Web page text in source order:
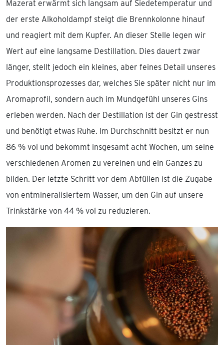
Mazerat erwärmt sich langsam auf Siedetemperatur und
der erste Alkoholdampf steigt die Brennkolonne hinauf
und reagiert mit dem Kupfer. An dieser Stelle legen wir
Wert auf eine langsame Destillation. Dies dauert zwar
länger, stellt jedoch ein kleines, aber feines Detail unseres
Produktionsprozesses dar, welches Sie später nicht nur im
Aromaprofil, sondern auch im Mundgefühl unseres Gins
erleben werden. Nach der Destillation ist der Gin gestresst
und benötigt etwas Ruhe. Im Durchschnitt besitzt er nun
86 % vol und bekommt insgesamt acht Wochen, um seine
verschiedenen Aromen zu vereinen und ein Ganzes zu
bilden. Der letzte Schritt vor dem Abfüllen ist die Zugabe
von entmineralisiertem Wasser, um den Gin auf unsere
Trinkstärke von 44 % vol zu reduzieren.